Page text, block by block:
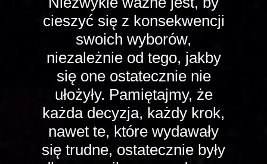
cieszyć się z konsekwencji
swoich wyborów,
niezależnie od tego, jakby
się one ostatecznie nie
ułożyły. Pamiętajmy, że
każda decyzja, każdy krok,
nawet te, które wydawały
się trudne, ostatecznie były